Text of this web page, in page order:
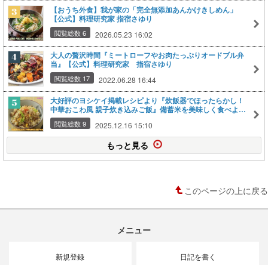
【おうち外食】我が家の「完全無添加あんかけきしめん」
【公式】料理研究家 指宿さゆり
閲覧総数 6 2026.05.23 16:02
大人の贅沢時間『ミートローフやお肉たっぷりオードブル弁
当』【公式】料理研究家 指宿さゆり
閲覧総数 17 2022.06.28 16:44
大好評のヨシケイ掲載レシピより『炊飯器でほったらかし！
中華おこわ風 親子炊き込みご飯』備蓄米を美味しく食べよ
う！【公式】料理研究家 指宿さゆり
閲覧総数 9 2025.12.16 15:10
もっと見る
このページの上に戻る
メニュー
新規登録 日記を書く